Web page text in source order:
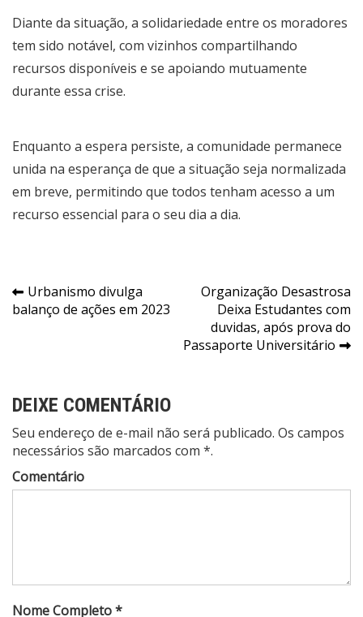
Diante da situação, a solidariedade entre os moradores
tem sido notável, com vizinhos compartilhando
recursos disponíveis e se apoiando mutuamente
durante essa crise.
Enquanto a espera persiste, a comunidade permanece
unida na esperança de que a situação seja normalizada
em breve, permitindo que todos tenham acesso a um
recurso essencial para o seu dia a dia.
Navegação
de
Urbanismo divulga
balanço de ações em 2023
Organização Desastrosa
Deixa Estudantes com
duvidas, após prova do
Passaporte Universitário
DEIXE COMENTÁRIO
Seu endereço de e-mail não será publicado. Os campos
necessários são marcados com *.
Comentário
Nome Completo *